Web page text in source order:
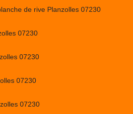
de rive Planzolles 07230
07230
07230
07230
07230